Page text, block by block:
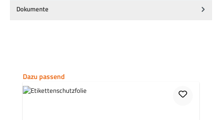
Dokumente
Produktgalerie überspringen
Dazu passend